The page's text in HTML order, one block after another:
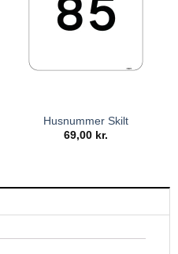
Husnummer Skilt
69,00 kr.